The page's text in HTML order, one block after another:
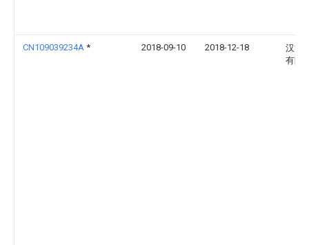
CN109039234A * 2018-09-10 2018-12-18
汉世
有限